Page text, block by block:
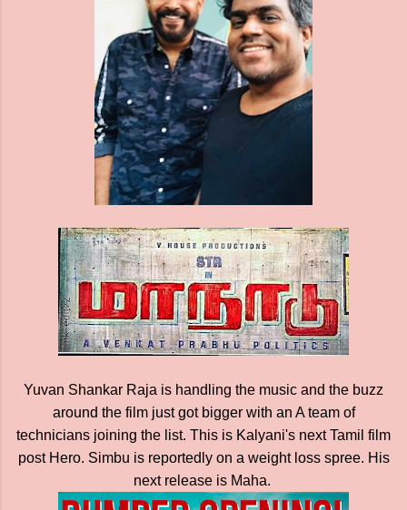
Yuvan Shankar Raja is handling the music and the buzz
around the film just got bigger with an A team of
technicians joining the list. This is Kalyani's next Tamil film
post Hero. Simbu is reportedly on a weight loss spree. His
next release is Maha.